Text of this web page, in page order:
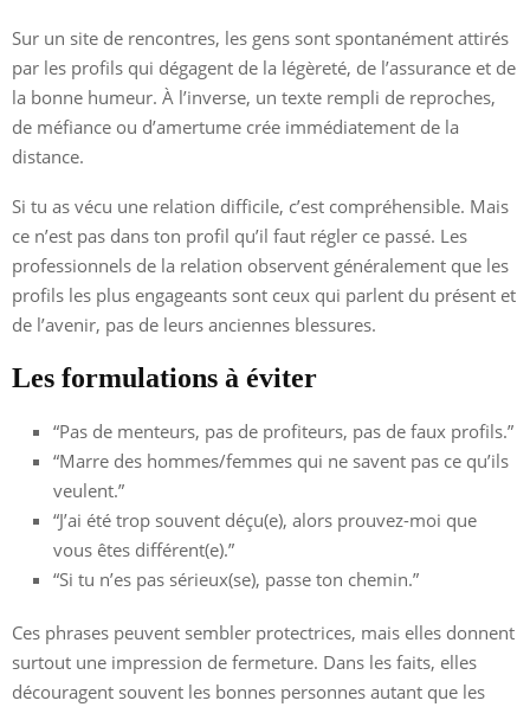
Sur un site de rencontres, les gens sont spontanément attirés
par les profils qui dégagent de la légèreté, de l’assurance et de
la bonne humeur. À l’inverse, un texte rempli de reproches,
de méfiance ou d’amertume crée immédiatement de la
distance.
Si tu as vécu une relation difficile, c’est compréhensible. Mais
ce n’est pas dans ton profil qu’il faut régler ce passé. Les
professionnels de la relation observent généralement que les
profils les plus engageants sont ceux qui parlent du présent et
de l’avenir, pas de leurs anciennes blessures.
Les formulations à éviter
“Pas de menteurs, pas de profiteurs, pas de faux profils.”
“Marre des hommes/femmes qui ne savent pas ce qu’ils
veulent.”
“J’ai été trop souvent déçu(e), alors prouvez-moi que
vous êtes différent(e).”
“Si tu n’es pas sérieux(se), passe ton chemin.”
Ces phrases peuvent sembler protectrices, mais elles donnent
surtout une impression de fermeture. Dans les faits, elles
découragent souvent les bonnes personnes autant que les